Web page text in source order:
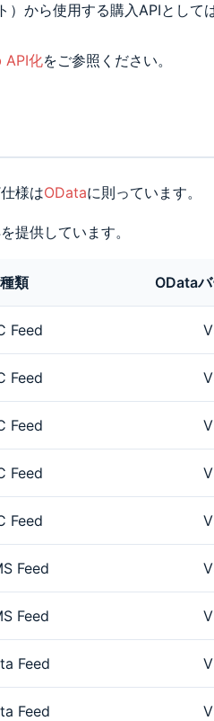
から使用する購入APIとして
API化をご参照ください。
様はODataに則っています。
提供しています。
種類 OData
Feed
Feed
Feed
Feed
Feed
Feed
Feed
Feed
Feed